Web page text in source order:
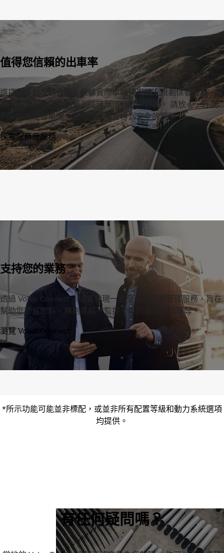
值得您信賴的出車率
選擇適合的服務合約，根據實際車輛使用情況規劃保養服務，並
利用先進的監控服務預測臨時無法行駛的狀況。 請放心，在我
們授權的維修車間，您的卡車將會得到安全的照顧。
探索服務廠服務
支持您的業務
透過 Volvo Connect，您將發現一套全面的車隊管理服務，旨在
幫助您節省燃料、規劃運輸、監控卡車的健康狀況等等。
瀏覽 Volvo Connect
*所示功能可能並非標配，或並非所有配置等級和動力系統選項
均提供。
有任何疑問嗎？